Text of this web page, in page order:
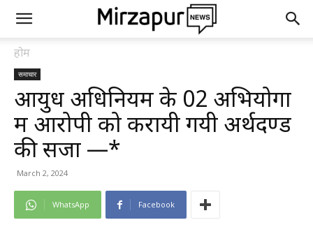
होम
समाचार
आयुध अधिनियम के 02 अभियोगों
में आरोपी को करायी गयी अर्थदण्ड
की सजा —*
March 2, 2024
WhatsApp Facebook